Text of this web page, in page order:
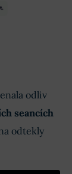
odliv
seancích
odtekly